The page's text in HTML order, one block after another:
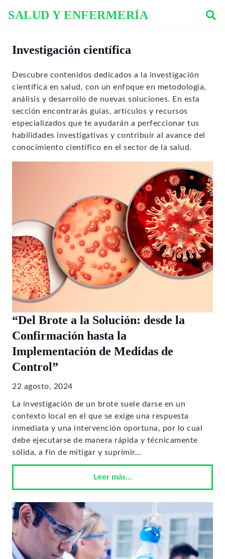
SALUD Y ENFERMERÍA
Investigación científica
Descubre contenidos dedicados a la investigación
científica en salud, con un enfoque en metodología,
análisis y desarrollo de nuevas soluciones. En esta
sección encontrarás guías, artículos y recursos
especializados que te ayudarán a perfeccionar tus
habilidades investigativas y contribuir al avance del
conocimiento científico en el sector de la salud.
“Del Brote a la Solución: desde la
Confirmación hasta la
Implementación de Medidas de
Control”
22 agosto, 2024
La investigación de un brote suele darse en un
contexto local en el que se exige una respuesta
inmediata y una intervención oportuna, por lo cual
debe ejecutarse de manera rápida y técnicamente
sólida, a fin de mitigar y suprimir…
Leer más…